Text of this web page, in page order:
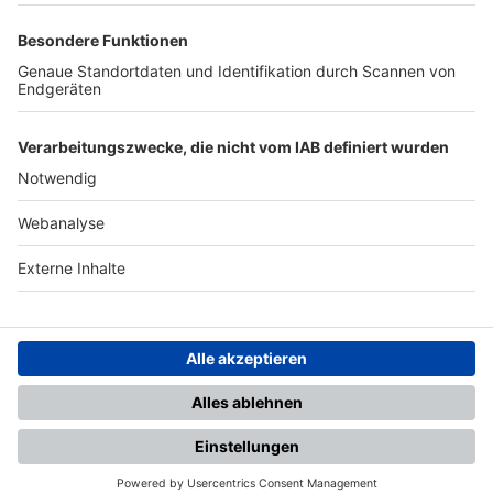
TOP-PARTNER
SFV DFB
Nutzungsbedingungen Datenschutz Impressum
Ihr Gerät wird möglicherweise
nicht vollständig unterstützt.
Für die beste Nutzung empfehlen
wir ein kompatibles Gerät oder
einen aktuellen Browser.